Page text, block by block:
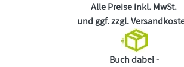
Alle Preise inkl. MwSt.
und ggf. zzgl.
Buch dabei -